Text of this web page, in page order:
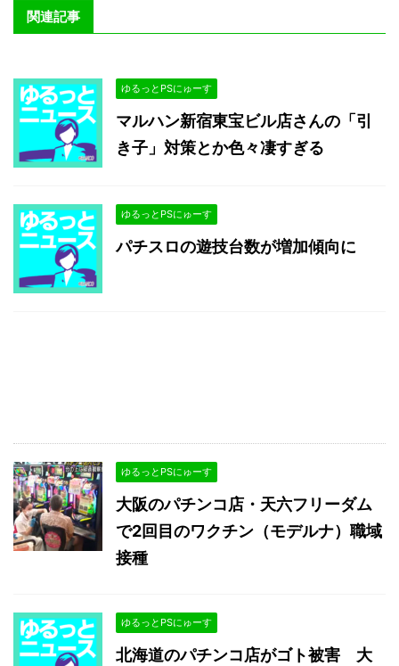
関連記事
ゆるっとPSにゅーす
マルハン新宿東宝ビル店さんの「引
き子」対策とか色々凄すぎる
ゆるっとPSにゅーす
パチスロの遊技台数が増加傾向に
ゆるっとPSにゅーす
大阪のパチンコ店・天六フリーダム
で2回目のワクチン（モデルナ）職域
接種
ゆるっとPSにゅーす
北海道のパチンコ店がゴト被害 大